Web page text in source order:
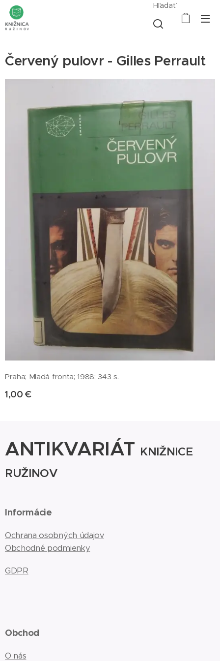
Hľadať
Červený pulovr - Gilles Perrault
Praha; Mladá fronta; 1988; 343 s.
1,00 €
ANTIKVARIÁT KNIŽNICE
RUŽINOV
Informácie
Ochrana osobných údajov
Obchodné podmienky
GDPR
Obchod
O nás